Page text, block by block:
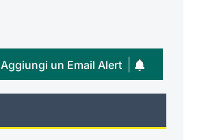
Aggiungi un Email Alert